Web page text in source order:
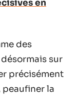
en
des
sur
précisément
peaufiner la